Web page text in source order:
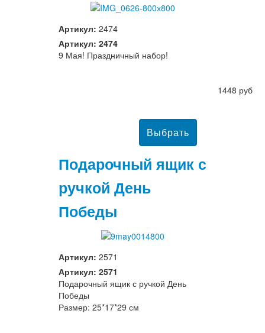
Артикул: 2474
Артикул: 2474
9 Мая! Праздничный набор!
1448 руб
Подарочный ящик с
ручкой День
Победы
Артикул: 2571
Артикул: 2571
Подарочный ящик с ручкой День
Победы
Размер: 25*17*29 см